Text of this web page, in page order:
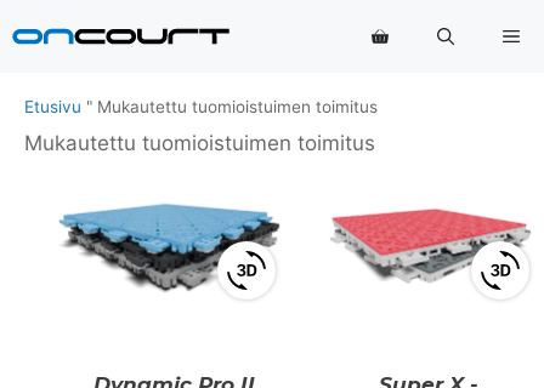
sisältöön
Etusivu " Mukautettu tuomioistuimen toimitus
Mukautettu tuomioistuimen toimitus
View
viewer
View